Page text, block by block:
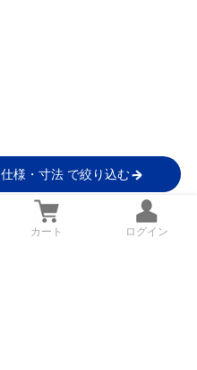
仕様・寸法 で絞り込む
カート ログイン